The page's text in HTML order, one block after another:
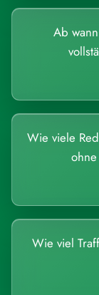
Ab
Wie viele
Wie viel